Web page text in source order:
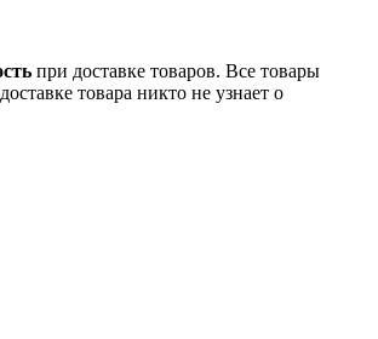
при доставке товаров. Все товары
товара никто не узнает о